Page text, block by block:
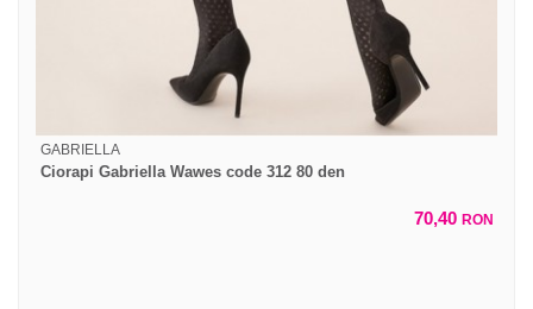
GABRIELLA
Ciorapi Gabriella Wawes code 312 80 den
70,40 RON